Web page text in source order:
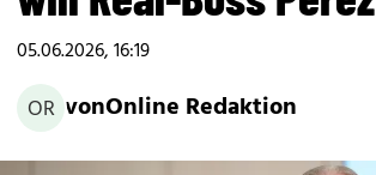
05.06.2026, 16:19
OR vonOnline Redaktion